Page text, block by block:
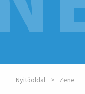
Nyitóoldal Zene